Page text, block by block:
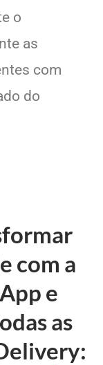
o
as
com
do
com a
e
as